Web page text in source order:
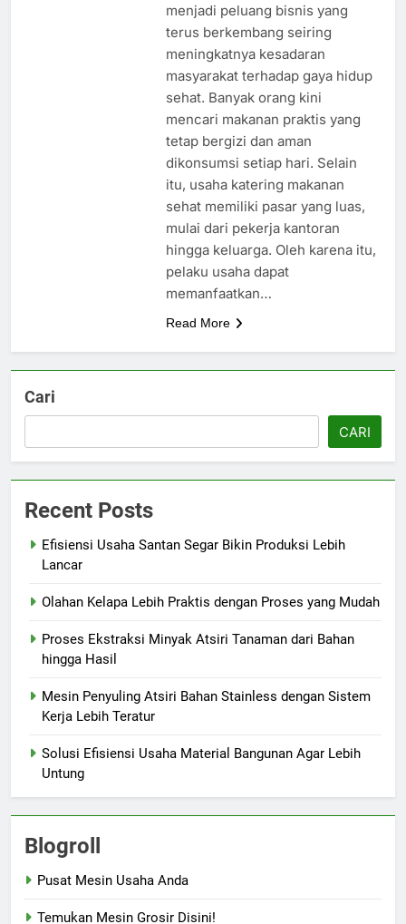
menjadi peluang bisnis yang
terus berkembang seiring
meningkatnya kesadaran
masyarakat terhadap gaya hidup
sehat. Banyak orang kini
mencari makanan praktis yang
tetap bergizi dan aman
dikonsumsi setiap hari. Selain
itu, usaha katering makanan
sehat memiliki pasar yang luas,
mulai dari pekerja kantoran
hingga keluarga. Oleh karena itu,
pelaku usaha dapat
memanfaatkan…
Read More
Cari
CARI
Recent Posts
Efisiensi Usaha Santan Segar Bikin Produksi Lebih
Lancar
Olahan Kelapa Lebih Praktis dengan Proses yang Mudah
Proses Ekstraksi Minyak Atsiri Tanaman dari Bahan
hingga Hasil
Mesin Penyuling Atsiri Bahan Stainless dengan Sistem
Kerja Lebih Teratur
Solusi Efisiensi Usaha Material Bangunan Agar Lebih
Untung
Blogroll
Pusat Mesin Usaha Anda
Temukan Mesin Grosir Disini!